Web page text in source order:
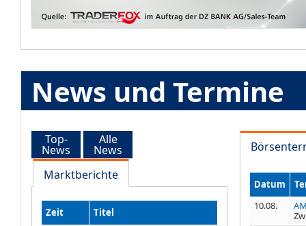
News und Termine
Top-
News
Alle
News
Marktberichte
Zeit
Titel
Datum
10.08.